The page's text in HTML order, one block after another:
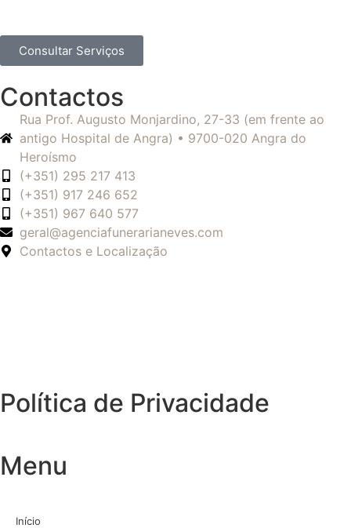
Consultar Serviços
Contactos
Rua Prof. Augusto Monjardino, 27-33 (em frente ao
antigo Hospital de Angra) • 9700-020 Angra do
Heroísmo
(+351) 295 217 413
(+351) 917 246 652
(+351) 967 640 577
geral@agenciafunerarianeves.com
Contactos e Localização
Política de Privacidade
Menu
Início